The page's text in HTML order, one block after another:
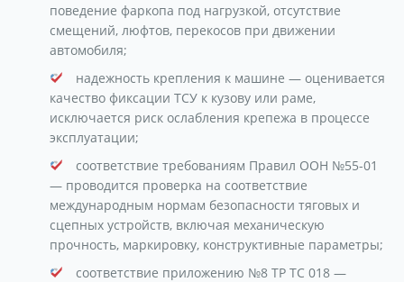
поведение фаркопа под нагрузкой, отсутствие
смещений, люфтов, перекосов при движении
автомобиля;
надежность крепления к машине — оценивается
качество фиксации ТСУ к кузову или раме,
исключается риск ослабления крепежа в процессе
эксплуатации;
соответствие требованиям Правил ООН №55-01
— проводится проверка на соответствие
международным нормам безопасности тяговых и
сцепных устройств, включая механическую
прочность, маркировку, конструктивные параметры;
соответствие приложению №8 ТР ТС 018 —